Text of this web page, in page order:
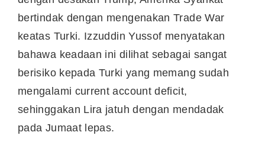
bertindak dengan mengenakan Trade War
keatas Turki. Izzuddin Yussof menyatakan
bahawa keadaan ini dilihat sebagai sangat
berisiko kepada Turki yang memang sudah
mengalami current account deficit,
sehinggakan Lira jatuh dengan mendadak
pada Jumaat lepas.